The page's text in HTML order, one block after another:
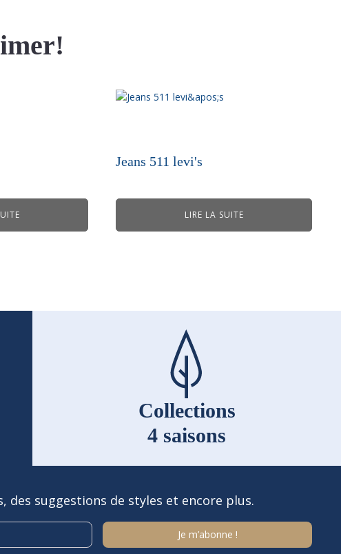
Jeans 511 levi's
LIRE LA SUITE
Collections
4 saisons
des suggestions de styles et encore plus.